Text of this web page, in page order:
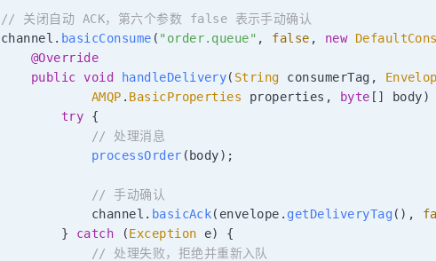
// 关闭自动 ACK，第六个参数 false 表示手动确认
channel . basicConsume ( "order.queue" , false , new
@Override
public void handleDelivery( String consumerTag ,
AMQP . BasicProperties properties , byte [ ] body)
try
{
// 处理消息
processOrder ( body) ;
// 手动确认
            channel
. basicAck( envelope . getDeliveryTag ( ) ,
}
catch (Exception e)
{
// 处理失败，拒绝并重新入队